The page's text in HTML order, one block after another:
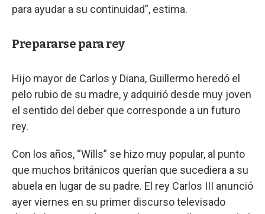
para ayudar a su continuidad”, estima.
Prepararse para rey
Hijo mayor de Carlos y Diana, Guillermo heredó el
pelo rubio de su madre, y adquirió desde muy joven
el sentido del deber que corresponde a un futuro
rey.
Con los años, “Wills” se hizo muy popular, al punto
que muchos británicos querían que sucediera a su
abuela en lugar de su padre. El rey Carlos III anunció
ayer viernes en su primer discurso televisado